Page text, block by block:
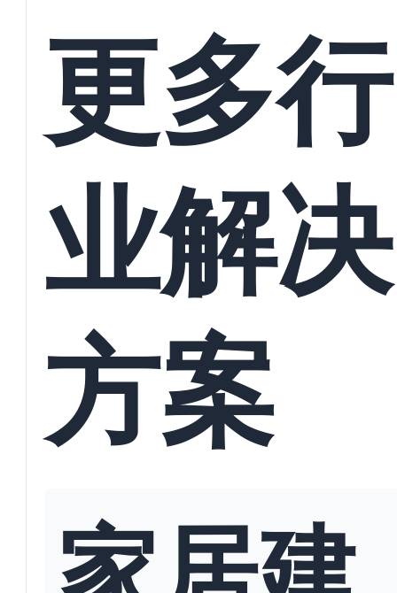
更多行
业解决
方案